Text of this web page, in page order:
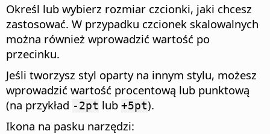
Określ lub wybierz rozmiar czcionki, jaki chcesz
zastosować. W przypadku czcionek skalowalnych
można również wprowadzić wartość po
przecinku.
Jeśli tworzysz styl oparty na innym stylu, możesz
wprowadzić wartość procentową lub punktową
(na przykład -2pt lub +5pt).
Ikona na pasku narzędzi: